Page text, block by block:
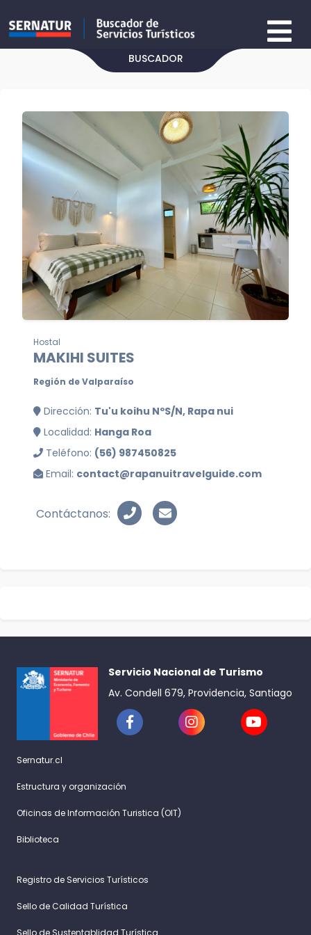
BUSCADOR
Hostal
MAKIHI SUITES
Región de Valparaíso
Dirección: Tu'u koihu NºS/N, Rapa nui
Localidad: Hanga Roa
Teléfono: (56) 987450825
Email: contact@rapanuitravelguide.com
Contáctanos:
Servicio Nacional de Turismo
Av. Condell 679, Providencia, Santiago
Sernatur.cl
Estructura y organización
Oficinas de Información Turistica (OIT)
Biblioteca
Registro de Servicios Turísticos
Sello de Calidad Turística
Sello de Sustentablidad Turística